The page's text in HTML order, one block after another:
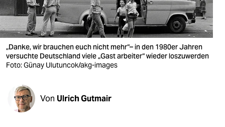
wahrheit
verlag
verlag
shop
fragen & hilfe
„Danke, wir brauchen euch nicht mehr“– in den 1980er Jahren
versuchte Deutschland viele „Gast arbeiter“ wieder loszuwerden
Foto: Günay Ulutuncok/akg-images
Von Ulrich Gutmair